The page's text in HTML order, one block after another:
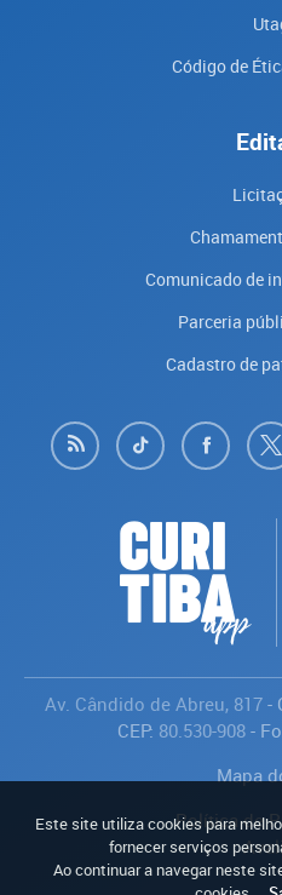
Código de
Comunicado de
Parceria
Cadastro de
Av. Cândido de Abreu, 817-
CEP: 80.530-908-
Mapa
Política de
Este site utiliza cookies para
fornecer serviços
Ao continuar a navegar neste